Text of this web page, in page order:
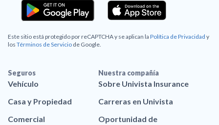
Este sitio está protegido por reCAPTCHA y se aplican la Política de Privacidad y
los Términos de Servicio de Google.
Seguros
Vehículo
Casa y Propiedad
Comercial
Nuestra compañía
Sobre Univista Insurance
Carreras en Univista
Oportunidad de